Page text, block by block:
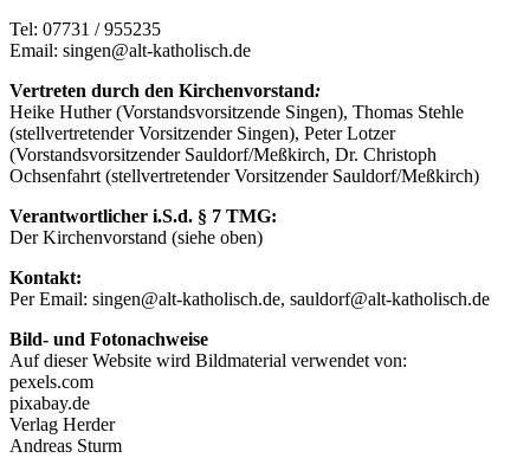
Tel: 07731 / 955235
Email: singen@alt-katholisch.de
Vertreten durch den Kirchenvorstand:
Heike Huther (Vorstandsvorsitzende Singen), Thomas Stehle
(stellvertretender Vorsitzender Singen), Peter Lotzer
(Vorstandsvorsitzender Sauldorf/Meßkirch, Dr. Christoph
Ochsenfahrt (stellvertretender Vorsitzender Sauldorf/Meßkirch)
Verantwortlicher i.S.d. § 7 TMG:
Der Kirchenvorstand (siehe oben)
Kontakt:
Per Email: singen@alt-katholisch.de, sauldorf@alt-katholisch.de
Bild- und Fotonachweise
Auf dieser Website wird Bildmaterial verwendet von:
pexels.com
pixabay.de
Verlag Herder
Andreas Sturm